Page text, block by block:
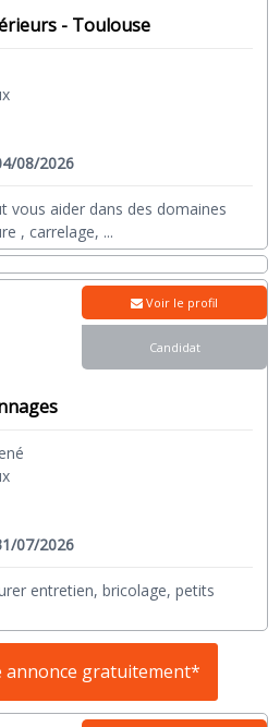
- Toulouse
08/2026
vous aider dans des domaines
, carrelage, ...
07/2026
entretien, bricolage, petits
Voir le profil
Candidat
annonce gratuitement*